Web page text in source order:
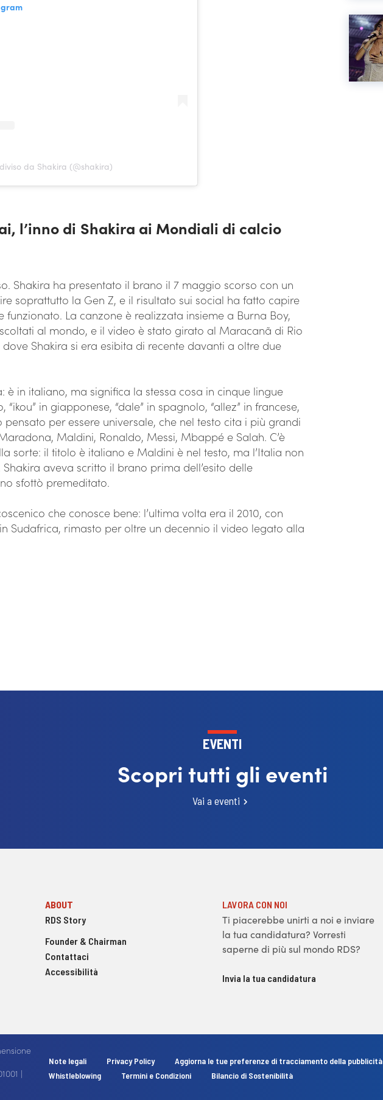
da Shakira (@shakira)
l’inno di Shakira ai Mondiali di calcio
Shakira ha presentato il brano il 7 maggio scorso con un
soprattutto la Gen Z, e il risultato sui social ha fatto capire
funzionato. La canzone è realizzata insieme a Burna Boy,
al mondo, e il video è stato girato al Maracanã di Rio
Shakira si era esibita di recente davanti a oltre due
è in italiano, ma significa la stessa cosa in cinque lingue
“ikou” in giapponese, “dale” in spagnolo, “allez” in francese,
pensato per essere universale, che nel testo cita i più grandi
Maldini, Ronaldo, Messi, Mbappé e Salah. C’è
sorte: il titolo è italiano e Maldini è nel testo, ma l’Italia non
aveva scritto il brano prima dell’esito delle
sfottò premeditato.
che conosce bene: l’ultima volta era il 2010, con
Sudafrica, rimasto per oltre un decennio il video legato alla
EVENTI
Scopri tutti gli eventi
Vai a eventi
ABOUT
RDS Story
Founder & Chairman
Contattaci
Accessibilità
LAVORA CON NOI
Ti piacerebbe unirti a noi e inviare
la tua candidatura? Vorresti
saperne di più sul mondo RDS?
Invia la tua candidatura
|
Note legali Privacy Policy Aggiorna le tue preferenze di tracciamento della pubblicità
Whistleblowing
Termini e Condizioni Bilancio di Sostenibilità